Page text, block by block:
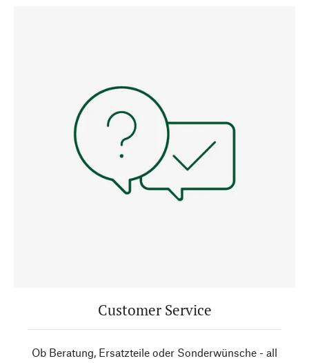
Customer Service
Ob Beratung, Ersatzteile oder Sonderwünsche - all